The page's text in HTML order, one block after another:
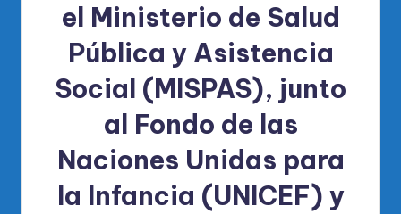
el Ministerio de Salud
Pública y Asistencia
Social (MISPAS), junto
al Fondo de las
Naciones Unidas para
la Infancia (UNICEF) y